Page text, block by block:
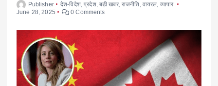
Publisher देश-विदेश,प्रदेश, बड़ी खबर,राजनीति वायरल व्यापार
June 28, 2025
0 Comments